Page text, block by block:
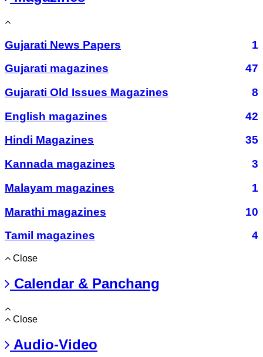
Gujarati News Papers
1
Gujarati magazines
47
Gujarati Old Issues Magazines
8
English magazines
42
Hindi Magazines
35
Kannada magazines
3
Malayam magazines
1
Marathi magazines
10
Tamil magazines
4
Close
Calendar & Panchang
Close
Audio-Video